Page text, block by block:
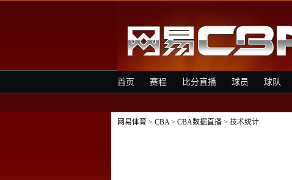
首页 赛程 比分直播 球员 球队
网易体育 > CBA> CBA数据直播 > 技术统计